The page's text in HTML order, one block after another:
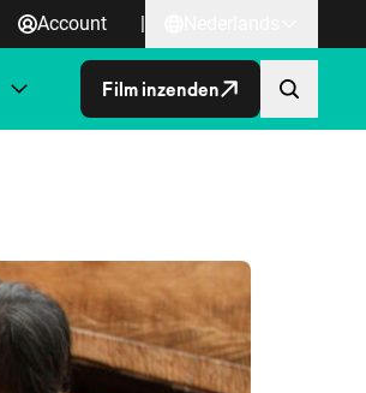
Account |
Film inzenden